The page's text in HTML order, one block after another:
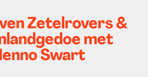
Zetelrovers &
met
Swart